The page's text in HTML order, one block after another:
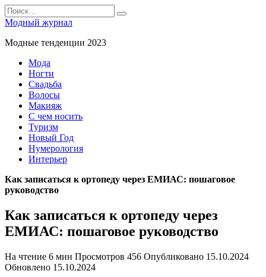
Перейти
к
содержанию
Search
for:
Модный журнал
Модные тенденции 2023
Мода
Ногти
Свадьба
Волосы
Макияж
С чем носить
Туризм
Новый Год
Нумерология
Интерьер
Как записаться к ортопеду через ЕМИАС: пошаговое
руководство
Как записаться к ортопеду через
ЕМИАС: пошаговое руководство
На чтение 6 мин Просмотров 456 Опубликовано 15.10.2024
Обновлено 15.10.2024